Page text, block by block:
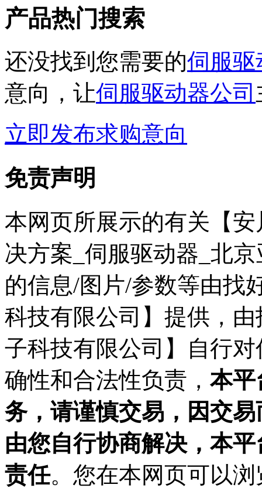
产品热门搜索
还没找到您需要的伺服驱
意向，让伺服驱动器公司
立即发布求购意向
免责声明
本网页所展示的有关【
决方案_伺服驱动器_北
的信息/图片/参数等由找
科技有限公司】提供，
子科技有限公司】自行
确性和合法性负责，本平
务，请谨慎交易，因交
由您自行协商解决，本
责任。您在本网页可以